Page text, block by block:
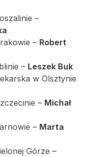
–
– Robert
– Leszek Buk
w Olsztynie
– Michał
– Marta
Górze –